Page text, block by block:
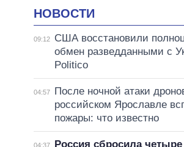
НОВОСТИ
09:12
США восстановили
обмен разведданными с
Politico
04:57
После ночной атаки
российском Ярославле
пожары: что известно
04:37
Россия сбросила